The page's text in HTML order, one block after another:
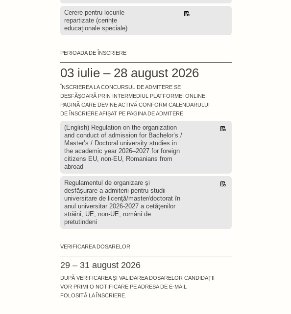
Cerere pentru locurile
repartizate (cerințe
educaționale speciale)
PERIOADA DE ÎNSCRIERE
03 iulie – 28 august 2026
ÎNSCRIEREA LA CONCURSUL DE ADMITERE SE
DESFĂȘOARĂ PRIN INTERMEDIUL PLATFORMEI ONLINE,
PAGINĂ CARE DEVINE ACTIVĂ CONFORM CALENDARULUI
DE ÎNSCRIERE AFIȘAT PE PAGINA DE ADMITERE.
(English) Regulation on the organization
and conduct of admission for Bachelor’s /
Master’s / Doctoral university studies in
the academic year 2026–2027 for foreign
citizens EU, non-EU, Romanians from
abroad
Regulamentul de organizare şi
desfăşurare a admiterii pentru studii
universitare de licenţă/master/doctorat în
anul universitar 2026-2027 a cetăţenilor
străini, UE, non-UE, români de
pretutindeni
VERIFICAREA DOSARELOR
29 – 31 august 2026
DUPĂ VERIFICAREA ȘI VALIDAREA DOSARELOR CANDIDAȚII
VOR PRIMI O NOTIFICARE PE ADRESA DE E-MAIL
FOLOSITĂ LA ÎNSCRIERE.